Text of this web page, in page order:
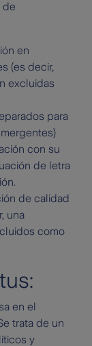
de
en
(es decir,
excluidas
para
con su
de letra
de calidad
una
como
en el
trata de un
y